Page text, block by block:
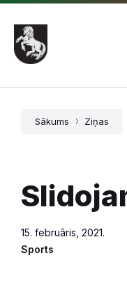
Pāriet
saturu
Skip
main
navigation
Skip
footer
Sākums Ziņas
15. februāris, 2021.
Sports